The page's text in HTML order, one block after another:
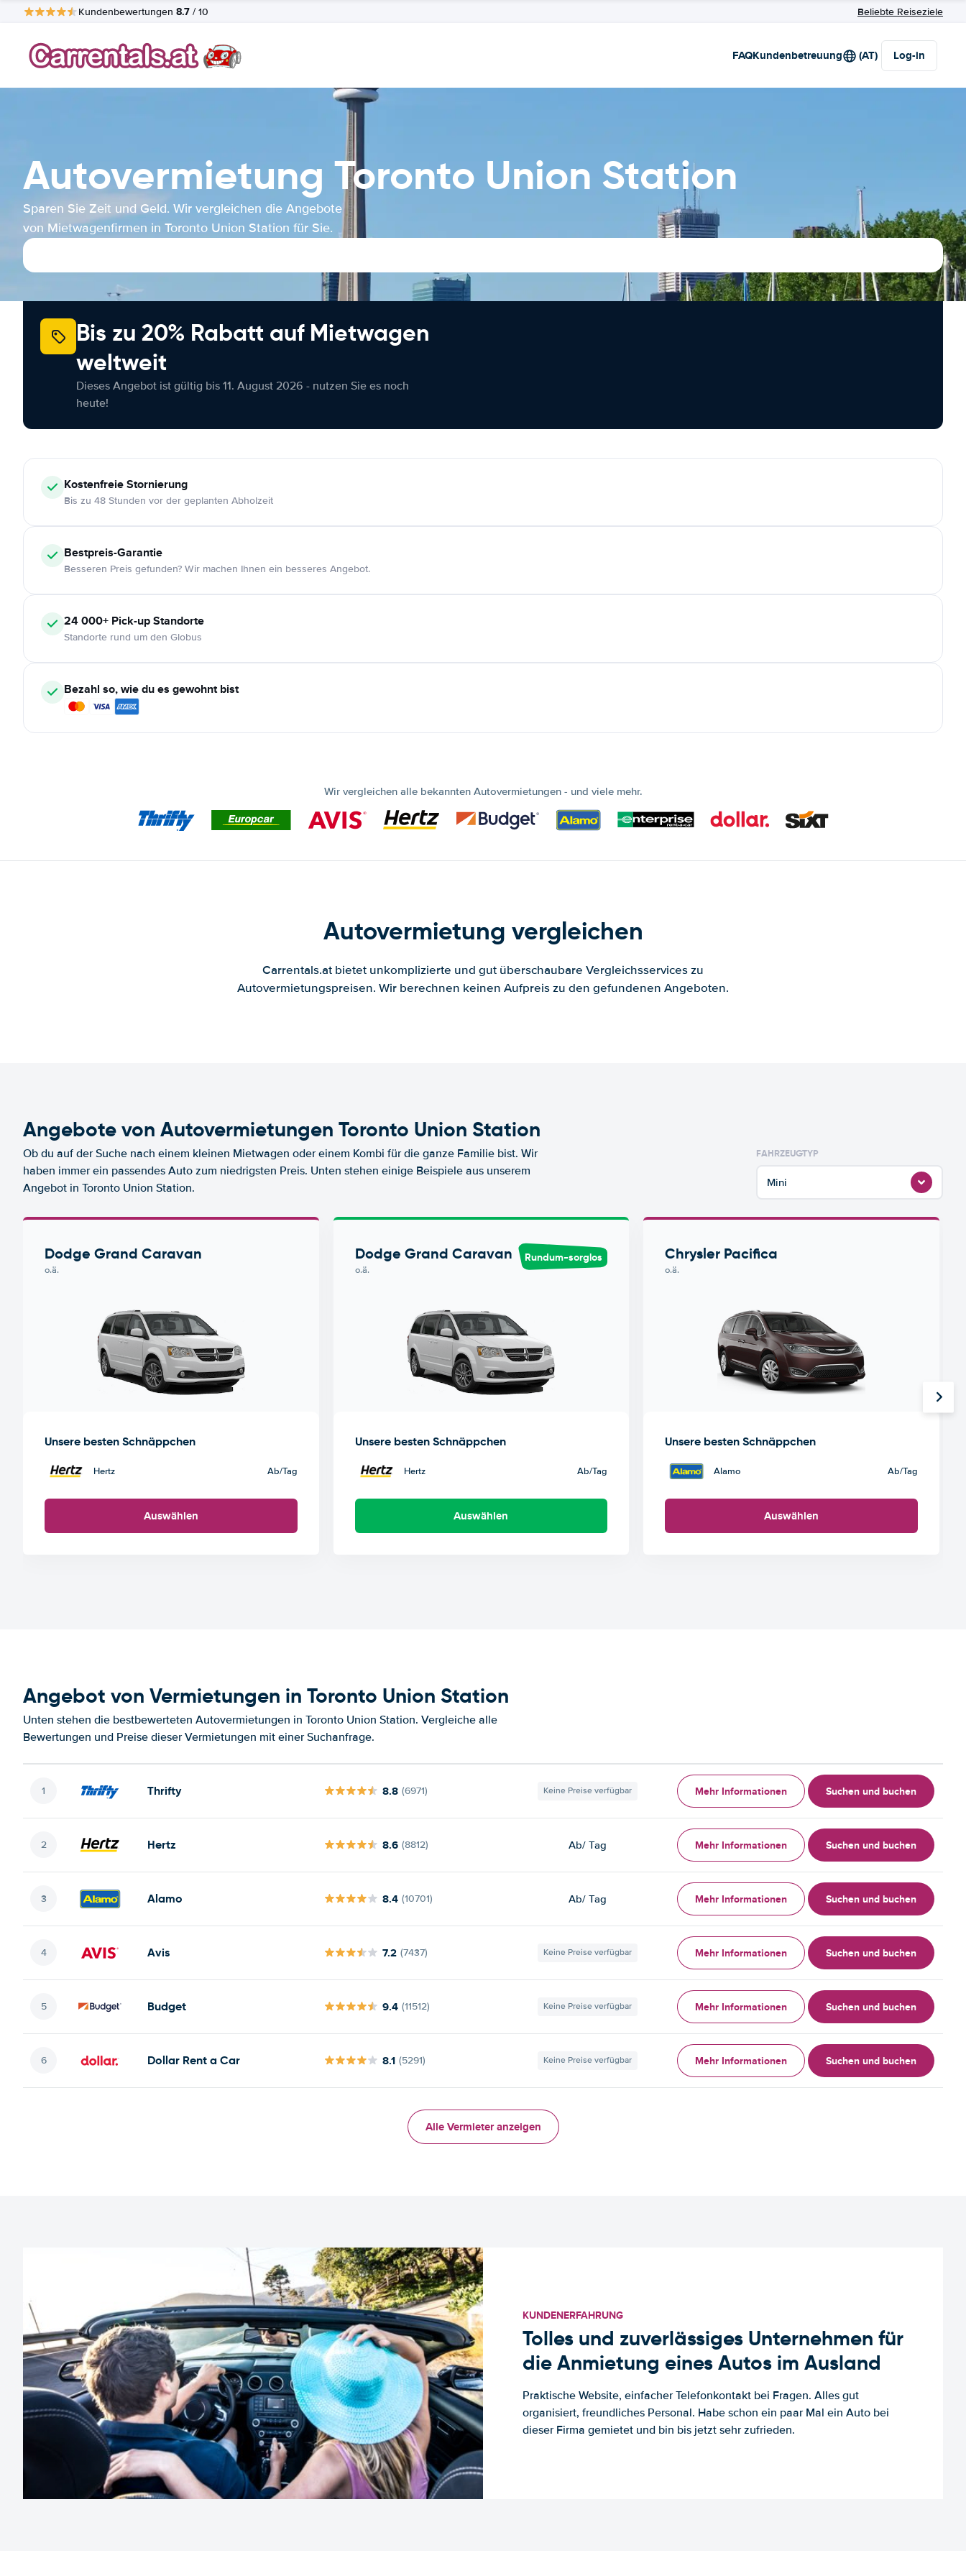
Kundenbewertungen 8.7 / 10 Beliebte Reiseziele
FAQKundenbetreuung (AT) Log-in
Autovermietung Toronto Union Station
Sparen Sie Zeit und Geld. Wir vergleichen die Angebote
von Mietwagenfirmen in Toronto Union Station für Sie.
Bis zu 20% Rabatt auf Mietwagen
weltweit
Dieses Angebot ist gültig bis 11. August 2026 - nutzen Sie es noch
heute!
KostenfreieStornierung
Bis zu 48 Stunden vor der geplanten Abholzeit
Bestpreis-Garantie
Besseren Preis gefunden? Wir machen Ihnen ein besseres Angebot.
24 000+ Pick-up Standorte
Standorte rund um den Globus
Bezahl so, wie du es gewohnt bist
Wir vergleichen alle bekannten Autovermietungen - und viele mehr.
Autovermietung vergleichen
Carrentals.at bietet unkomplizierte und gut überschaubare Vergleichsservices zu
Autovermietungspreisen. Wir berechnen keinen Aufpreis zu den gefundenen Angeboten.
Angebote von Autovermietungen Toronto Union Station
Ob du auf der Suche nach einem kleinen Mietwagen oder einem Kombi für die ganze Familie bist. Wir
haben immer ein passendes Auto zum niedrigsten Preis. Unten stehen einige Beispiele aus unserem
Angebot in Toronto Union Station.
FAHRZEUGTYP
Mini
Dodge Grand Caravan
o.ä.
Unsere besten Schnäppchen
Hertz Ab/Tag
Auswählen
Dodge Grand Caravan
o.ä.
Rundum-sorglos
Unsere besten Schnäppchen
Hertz Ab/Tag
Auswählen
Chrysler Pacifica
o.ä.
Unsere besten Schnäppchen
Alamo Ab/Tag
Auswählen
Angebot von Vermietungen in Toronto Union Station
Unten stehen die bestbewerteten Autovermietungen in Toronto Union Station. Vergleiche alle
Bewertungen und Preise dieser Vermietungen mit einer Suchanfrage.
Thrifty 8.8 (6971) Keine Preise verfügbar Mehr Informationen Suchen und buchen
Hertz 8.6 (8812) Ab/ Tag Mehr Informationen Suchen und buchen
Alamo 8.4 (10701) Ab/ Tag Mehr Informationen Suchen und buchen
Avis 7.2 (7437) Keine Preise verfügbar Mehr Informationen Suchen und buchen
Budget 9.4 (11512) Keine Preise verfügbar Mehr Informationen Suchen und buchen
Dollar Rent a Car 8.1 (5291) Keine Preise verfügbar Mehr Informationen Suchen und buchen
Alle Vermieter anzeigen
KUNDENERFAHRUNG
Tolles und zuverlässiges Unternehmen für
die Anmietung eines Autos im Ausland
Praktische Website, einfacher Telefonkontakt bei Fragen. Alles gut
organisiert, freundliches Personal. Habe schon ein paar Mal ein Auto bei
dieser Firma gemietet und bin bis jetzt sehr zufrieden.